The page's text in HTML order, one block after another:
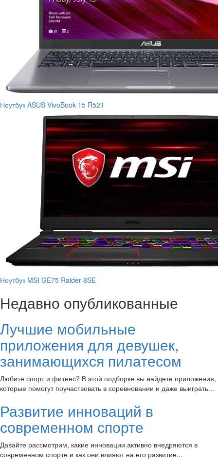
Ноутбук ASUS VivoBook 15 R521
Ноутбук MSI GE75 Raider 8SE
Недавно опубликованные
Лучшие мобильные
приложения для девушек,
занимающихся пилатесом
Любите спорт и фитнес? В этой подборке вы найдете приложения,
которые помогут поучаствовать в соревновании и даже выиграть...
Развитие инноваций в
современном спорте
Давайте рассмотрим, какие инновации активно внедряются в
современном спорте и как они влияют на его развитие...